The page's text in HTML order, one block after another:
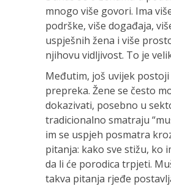
mnogo više govori. Ima
podrške, više događaja,
uspješnih žena i više
njihovu vidljivost. To je
Međutim, još uvijek
prepreka. Žene se često
dokazivati, posebno u
tradicionalno smatraju
im se uspjeh posmatra
pitanja: kako sve stižu, ko
da li će porodica trpjeti.
takva pitanja rjeđe